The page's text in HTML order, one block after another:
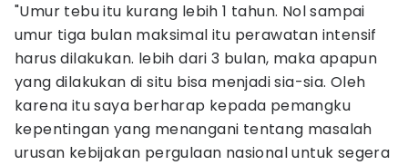
"Umur tebu itu kurang lebih 1 tahun. Nol sampai
umur tiga bulan maksimal itu perawatan intensif
harus dilakukan. lebih dari 3 bulan, maka apapun
yang dilakukan di situ bisa menjadi sia-sia. Oleh
karena itu saya berharap kepada pemangku
kepentingan yang menangani tentang masalah
urusan kebijakan pergulaan nasional untuk segera